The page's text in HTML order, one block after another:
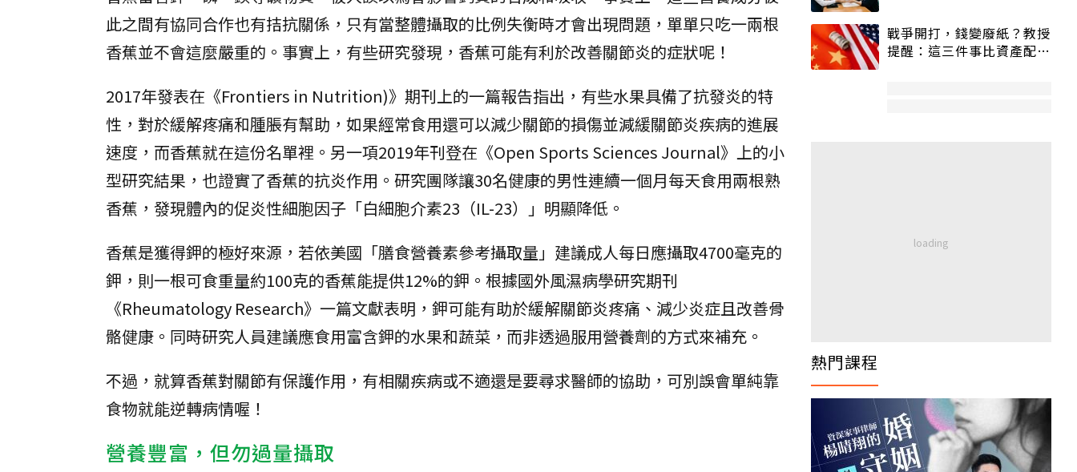
此之間有協同合作也有拮抗關係，只有當整體攝取的比例失衡時才會出現問題，單單只吃一兩根
香蕉並不會這麼嚴重的。事實上，有些研究發現，香蕉可能有利於改善關節炎的症狀呢！
2017年發表在《Frontiers in Nutrition)》期刊上的一篇報告指出，有些水果具備了抗發炎的特
性，對於緩解疼痛和腫脹有幫助，如果經常食用還可以減少關節的損傷並減緩關節炎疾病的進展
速度，而香蕉就在這份名單裡。另一項2019年刊登在《Open Sports Sciences Journal》上的小
型研究結果，也證實了香蕉的抗炎作用。研究團隊讓30名健康的男性連續一個月每天食用兩根熟
香蕉，發現體內的促炎性細胞因子「白細胞介素23（IL-23）」明顯降低。
香蕉是獲得鉀的極好來源，若依美國「膳食營養素參考攝取量」建議成人每日應攝取4700毫克的
鉀，則一根可食重量約100克的香蕉能提供12%的鉀。根據國外風濕病學研究期刊
《Rheumatology Research》一篇文獻表明，鉀可能有助於緩解關節炎疼痛、減少炎症且改善骨
骼健康。同時研究人員建議應食用富含鉀的水果和蔬菜，而非透過服用營養劑的方式來補充。
不過，就算香蕉對關節有保護作用，有相關疾病或不適還是要尋求醫師的協助，可別誤會單純靠
食物就能逆轉病情喔！
營養豐富，但勿過量攝取
戰爭開打，錢變廢紙？教授
提醒：這三件事比資產配置
熱門課程